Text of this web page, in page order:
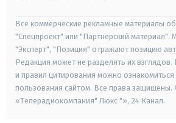
Все коммерческие рекламные материалы
"Спецпроект" или "Партнерский материал".
"Эксперт", "Позиция" отражают позицию
Редакция может не разделять их
и правил цитирования можно ознакомиться
пользования сайтом. Все права
«Телерадиокомпания" Люкс "», 24 Канал.